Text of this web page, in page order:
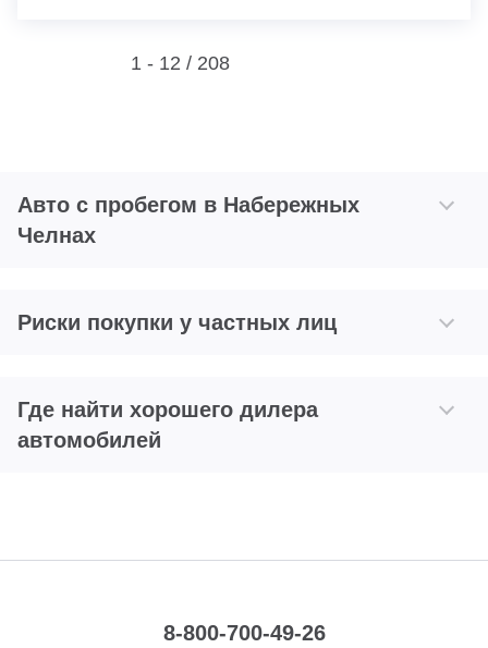
1 - 12 / 208
Авто с пробегом в Набережных
Челнах
Риски покупки у частных лиц
Где найти хорошего дилера
автомобилей
8-800-700-49-26